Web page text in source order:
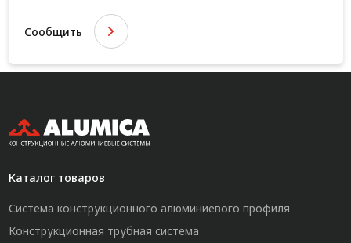
Сообщить
Каталог товаров
Система конструкционного алюминиевого профиля
Конструкционная трубная система